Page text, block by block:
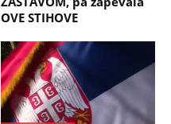
OVE STIHOVE